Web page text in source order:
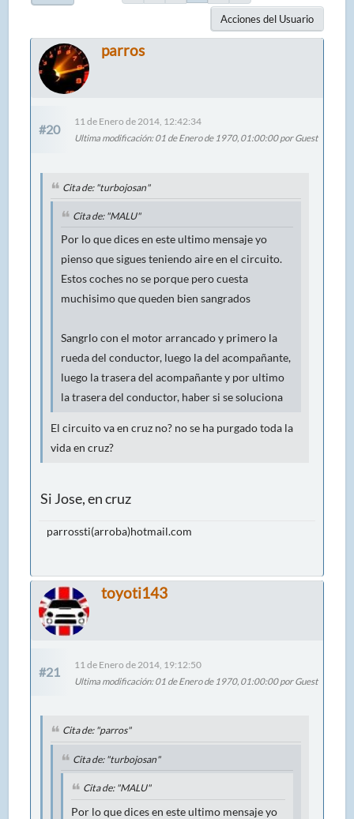
Acciones del Usuario
parros
#20
11 de Enero de 2014, 12:42:34
Ultima modificación: 01 de Enero de 1970, 01:00:00 por Guest
Cita de: "turbojosan"
Cita de: "MALU"
Por lo que dices en este ultimo mensaje yo
pienso que sigues teniendo aire en el circuito.
Estos coches no se porque pero cuesta
muchisimo que queden bien sangrados
Sangrlo con el motor arrancado y primero la
rueda del conductor, luego la del acompañante,
luego la trasera del acompañante y por ultimo
la trasera del conductor, haber si se soluciona
El circuito va en cruz no? no se ha purgado toda la
vida en cruz?
Si Jose, en cruz
parrossti(arroba)hotmail.com
toyoti143
#21
11 de Enero de 2014, 19:12:50
Ultima modificación: 01 de Enero de 1970, 01:00:00 por Guest
Cita de: "parros"
Cita de: "turbojosan"
Cita de: "MALU"
Por lo que dices en este ultimo mensaje yo